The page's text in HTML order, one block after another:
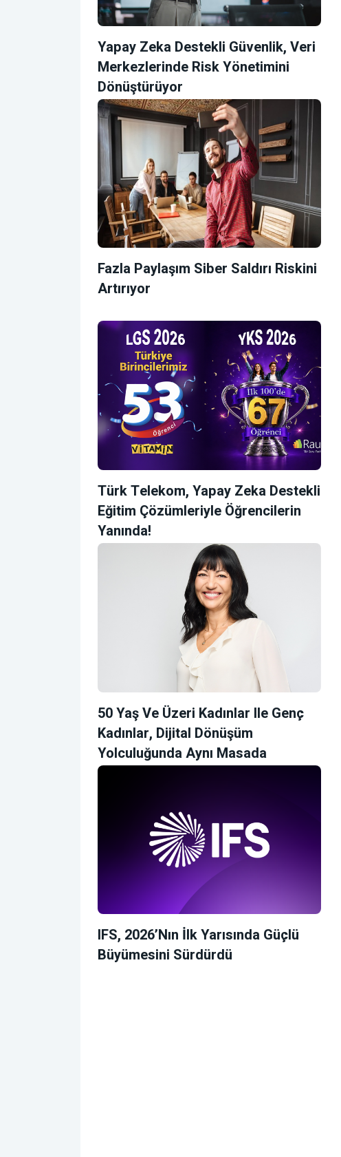
Yapay Zeka Destekli Güvenlik, Veri
Merkezlerinde Risk Yönetimini
Dönüştürüyor
Fazla Paylaşım Siber Saldırı Riskini
Artırıyor
Türk Telekom, Yapay Zeka Destekli
Eğitim Çözümleriyle Öğrencilerin
Yanında!
50 Yaş Ve Üzeri Kadınlar Ile Genç
Kadınlar, Dijital Dönüşüm
Yolculuğunda Aynı Masada
IFS, 2026’nın İlk Yarısında Güçlü
Büyümesini Sürdürdü